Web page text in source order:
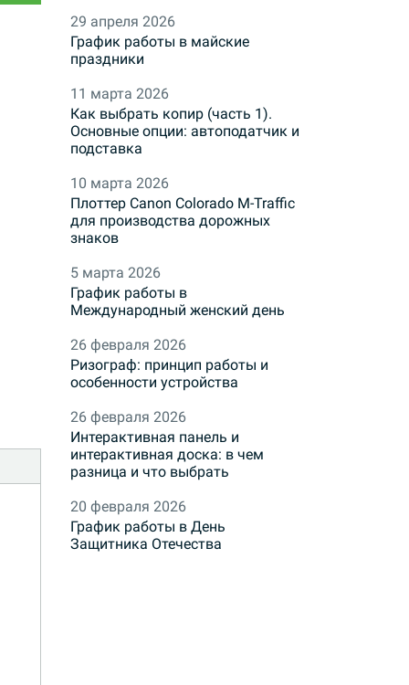
29 апреля 2026
График работы в майские
праздники
11 марта 2026
Как выбрать копир (часть 1).
Основные опции: автоподатчик и
подставка
10 марта 2026
Плоттер Canon Colorado M-Traffic
для производства дорожных
знаков
5 марта 2026
График работы в
Международный женский день
26 февраля 2026
Ризограф: принцип работы и
особенности устройства
26 февраля 2026
Интерактивная панель и
интерактивная доска: в чем
разница и что выбрать
20 февраля 2026
График работы в День
Защитника Отечества